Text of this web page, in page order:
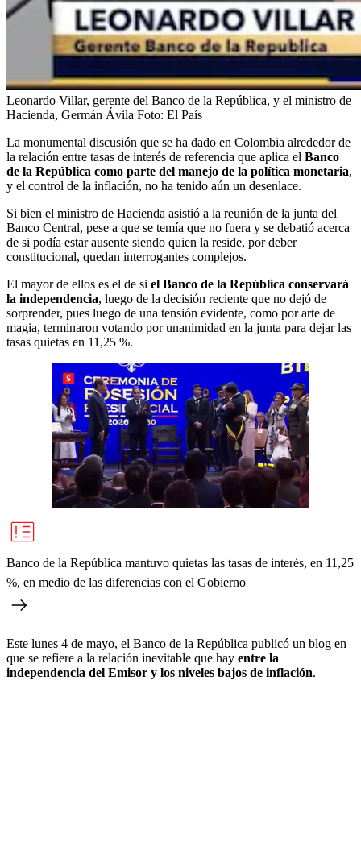
Leonardo Villar, gerente del Banco de la República, y el ministro de
Hacienda, Germán Ávila Foto: El País
La monumental discusión que se ha dado en Colombia alrededor de
la relación entre tasas de interés de referencia que aplica el Banco
de la República como parte del manejo de la política monetaria,
y el control de la inflación, no ha tenido aún un desenlace.
Si bien el ministro de Hacienda asistió a la reunión de la junta del
Banco Central, pese a que se temía que no fuera y se debatió acerca
de si podía estar ausente siendo quien la reside, por deber
constitucional, quedan interrogantes complejos.
El mayor de ellos es el de si el Banco de la República conservará
la independencia, luego de la decisión reciente que no dejó de
sorprender, pues luego de una tensión evidente, como por arte de
magia, terminaron votando por unanimidad en la junta para dejar las
tasas quietas en 11,25 %.
Banco de la República mantuvo quietas las tasas de interés, en 11,25
%, en medio de las diferencias con el Gobierno
Este lunes 4 de mayo, el Banco de la República publicó un blog en
que se refiere a la relación inevitable que hay entre la
independencia del Emisor y los niveles bajos de inflación.